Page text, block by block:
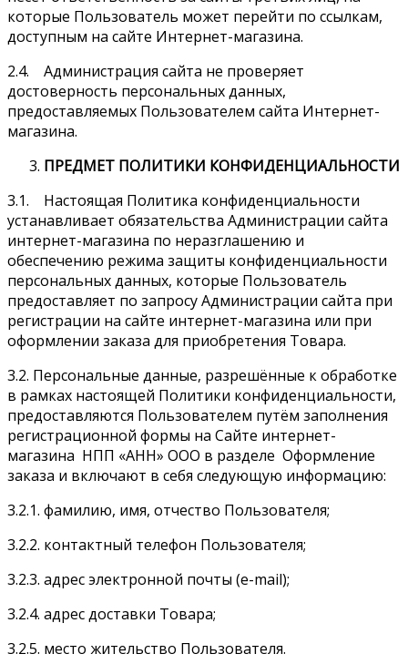
которые Пользователь может перейти по ссылкам,
доступным на сайте Интернет-магазина.
2.4. Администрация сайта не проверяет
достоверность персональных данных,
предоставляемых Пользователем сайта Интернет-
магазина.
ПРЕДМЕТ ПОЛИТИКИ КОНФИДЕНЦИАЛЬНОСТИ
3.1. Настоящая Политика конфиденциальности
устанавливает обязательства Администрации сайта
интернет-магазина по неразглашению и
обеспечению режима защиты конфиденциальности
персональных данных, которые Пользователь
предоставляет по запросу Администрации сайта при
регистрации на сайте интернет-магазина или при
оформлении заказа для приобретения Товара.
3.2. Персональные данные, разрешённые к обработке
в рамках настоящей Политики конфиденциальности,
предоставляются Пользователем путём заполнения
регистрационной формы на Сайте интернет-
магазина НПП «АНН» ООО в разделе Оформление
заказа и включают в себя следующую информацию:
3.2.1. фамилию, имя, отчество Пользователя;
3.2.2. контактный телефон Пользователя;
3.2.3. адрес электронной почты (e-mail);
3.2.4. адрес доставки Товара;
3.2.5. место жительство Пользователя.